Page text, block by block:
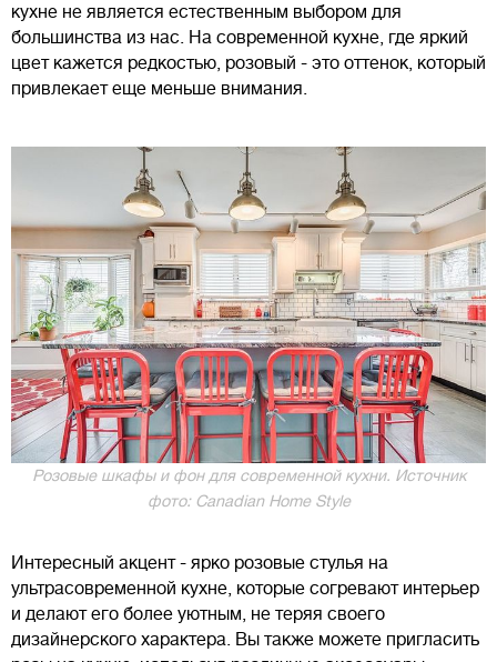
кухне не является естественным выбором для
большинства из нас. На современной кухне, где яркий
цвет кажется редкостью, розовый - это оттенок, который
привлекает еще меньше внимания.
Розовые шкафы и фон для современной кухни. Источник
фото: Canadian Home Style
Интересный акцент - ярко розовые стулья на
ультрасовременной кухне, которые согревают интерьер
и делают его более уютным, не теряя своего
дизайнерского характера. Вы также можете пригласить